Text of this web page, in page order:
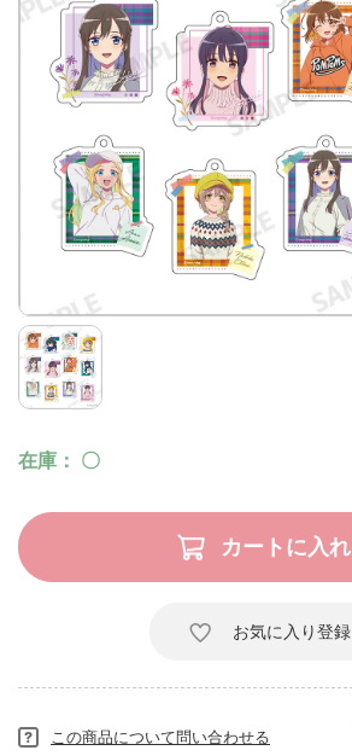
在庫 〇
お気に入り登録
この商品について問い合わせる